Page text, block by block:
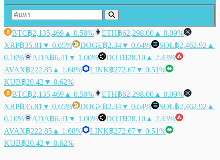
BTC฿2,135,469 ▲ 0.50% ETH฿62,298.00 ▲ 0.09%
XRP฿35.81 ▼ 0.65% DOGE฿2.34▼ 0.64% SOL฿2,462.92 ▲
0.10%
ADA฿6.41 ▼ 1.00% DOT฿28.10 ▲ 2.43%
AVAX฿222.85 ▲ 1.68% LINK฿272.67▼ 0.51%
KUB฿20.42 ▼ 0.62%
BTC฿2,135,469 ▲ 0.50% ETH฿62,298.00 ▲ 0.09%
XRP฿35.81 ▼ 0.65% DOGE฿2.34▼ 0.64% SOL฿2,462.92 ▲
0.10%
ADA฿6.41 ▼ 1.00% DOT฿28.10 ▲ 2.43%
AVAX฿222.85 ▲ 1.68% LINK฿272.67▼ 0.51%
KUB฿20.42 ▼ 0.62%